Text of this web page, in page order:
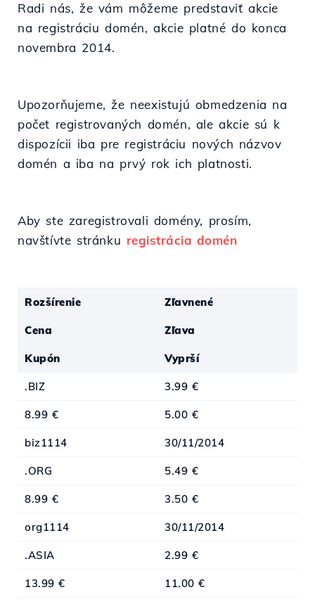
Radi nás, že vám môžeme predstaviť akcie
na registráciu domén, akcie platné do konca
novembra 2014.
Upozorňujeme, že neexistujú obmedzenia na
počet registrovaných domén, ale akcie sú k
dispozícii iba pre registráciu nových názvov
domén a iba na prvý rok ich platnosti.
Aby ste zaregistrovali domény, prosím,
navštívte stránku registrácia domén
Rozšírenie Zľavnené
Cena Zľava
Kupón Vyprší
.BIZ 3.99 €
8.99 € 5.00 €
biz1114 30/11/2014
.ORG 5.49 €
8.99 € 3.50 €
org1114 30/11/2014
.ASIA 2.99 €
13.99 € 11.00 €